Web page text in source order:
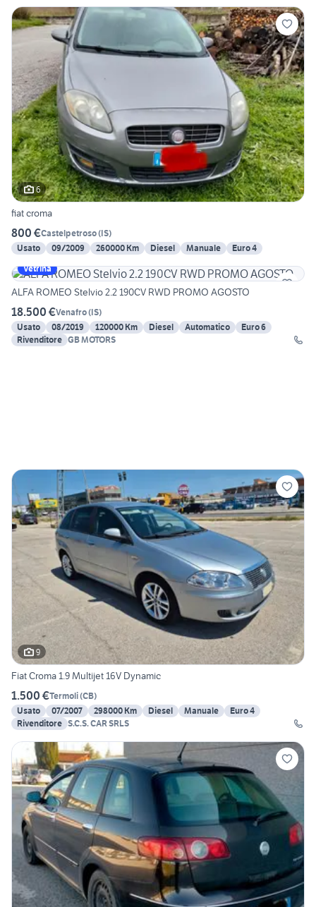
6
fiat croma
800 €Castelpetroso(IS)
Usato
09/2009 260000 Km Diesel Manuale
Euro 4
Vetrina
ALFA ROMEO Stelvio 2.2 190CV RWD PROMO AGOSTO
18.500 €Venafro(IS)
Usato
08/2019 120000 Km Diesel Automatico
Euro 6
Rivenditore GB MOTORS
9
Fiat Croma 1.9 Multijet 16V Dynamic
1.500 €Termoli(CB)
Usato
07/2007 298000 Km Diesel Manuale
Euro 4
Rivenditore S.C.S. CAR SRLS